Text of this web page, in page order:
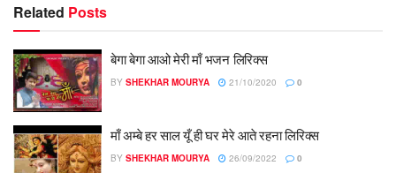
Related Posts
बेगा बेगा आओ मेरी माँ भजन लिरिक्स
BY SHEKHAR MOURYA 21/10/2020 0
माँ अम्बे हर साल यूँ ही घर मेरे आते रहना लिरिक्स
BY SHEKHAR MOURYA 26/09/2022 0